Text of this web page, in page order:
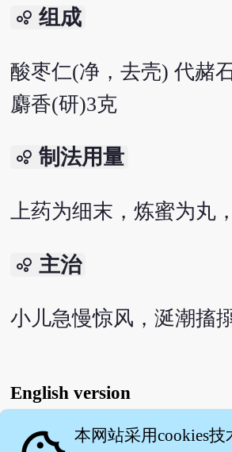
bubble_chart 组成
酸枣仁(净，去壳) 代赭
麝香(研)3克
bubble_chart 制法用量
上药为细末，炼蜜为丸
bubble_chart 主治
小儿急慢惊风，涎潮搐
English version
本网站采用cookies